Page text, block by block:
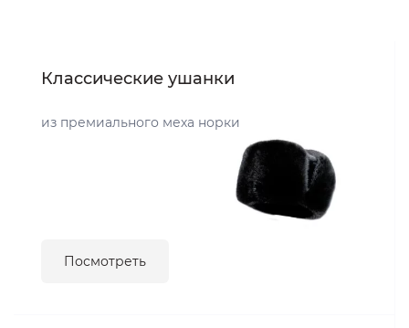
Классические ушанки
из премиального меха норки
Посмотреть